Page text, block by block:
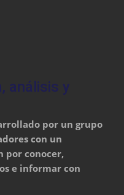
análisis y
por un grupo
con un
por conocer,
e informar con